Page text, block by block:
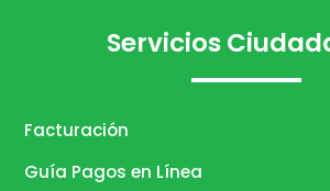
Servicios
Facturación
Guía Pagos en Línea